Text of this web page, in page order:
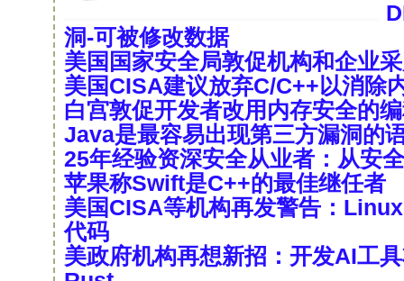
洞-可被修改数据
美国国家安全局敦促机构和企业
美国CISA建议放弃C/C++以消除
白宫敦促开发者改用内存安全的
Java是最容易出现第三方漏洞的
25年经验资深安全从业者：从安
苹果称Swift是C++的最佳继任者
美国CISA等机构再发警告：
代码
美政府机构再想新招：开发AI工